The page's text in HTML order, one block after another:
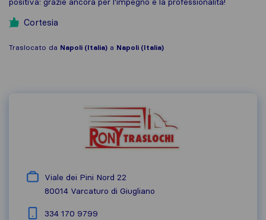
Cortesia
Traslocato da Napoli (Italia) a Napoli (Italia)
Viale dei Pini Nord 22
80014 Varcaturo di Giugliano
334 170 9799